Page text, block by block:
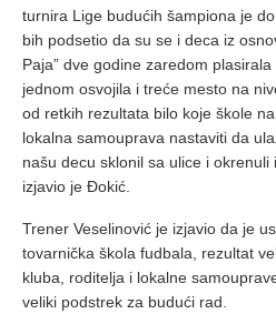
turnira Lige budućih šampiona je
bih podsetio da su se i deca iz
Paja” dve godine zaredom
jednom osvojila i treće mesto na
od retkih rezultata bilo koje škole
lokalna samouprava nastaviti da
našu decu sklonil sa ulice i
izjavio je Đokić.
Trener Veselinović je izjavio da je
tovarnička škola fudbala, rezultat
kluba, roditelja i lokalne
veliki podstrek za budući rad.